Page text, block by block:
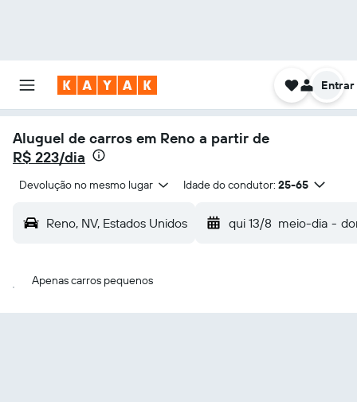
Entrar
Aluguel de carros em Reno a partir de
R$ 223/dia
Devolução no mesmo lugar Idade do condutor: 25-65
Reno, NV, Estados Unidos qui 13/8 meio-dia -
Apenas carros pequenos